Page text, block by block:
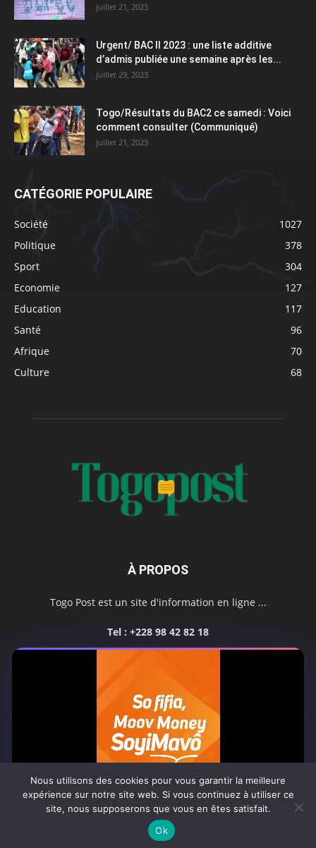
juillet 21, 2023
Urgent/ BAC II 2023 : une liste additive
d’admis publiée une semaine après les...
juillet 29, 2023
Togo/Résultats du BAC2 ce samedi : Voici
comment consulter (Communiqué)
juillet 21, 2023
CATÉGORIE POPULAIRE
Société
1027
Politique
378
Sport
304
Economie
127
Education
117
Santé
96
Afrique
70
Culture
68
À PROPOS
Togo Post est un site d'information en ligne ...
Tel : +228 98 42 82 18
SUIVEZ NOUS
Africa-Newsroom Contact Activités du site
© Copyright 2025 Togo Post | Tous droits réservés
Nous utilisons des cookies pour vous garantir la meilleure
expérience sur notre site web. Si vous continuez à utiliser ce
site, nous supposerons que vous en êtes satisfait.
Ok